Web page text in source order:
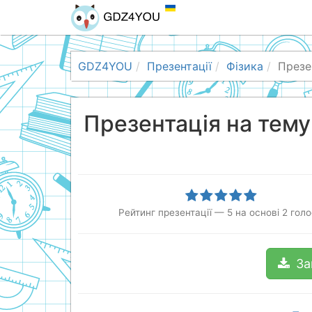
GDZ4YOU Презентації Фізика
Презентація на
Рейтинг презентації — 5 на основі 2